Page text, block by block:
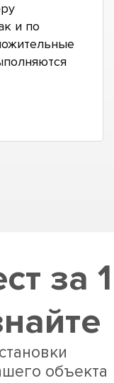
перед
быстро
за 1
объекта